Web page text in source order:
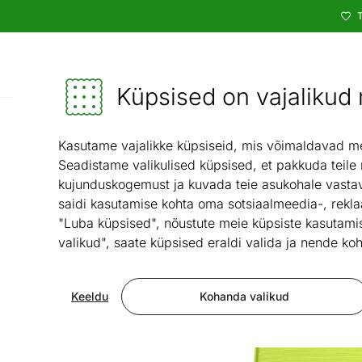
Küpsised on
Kasutame vajalikke küpsiseid, mis võimaldavad
Seadistame valikulised küpsised, et pakkuda
kujunduskogemust ja kuvada teie asukohale
saidi kasutamise kohta oma sotsiaalmeedia-,
"Luba küpsised", nõustute meie küpsiste
valikud", saate küpsised eraldi valida ja nende
Kohanda valikud
Keeldu
Mööbel ja sisustus - ON24